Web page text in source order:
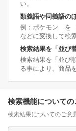
い。
類義語や同義語の
例：ポケモン を
などに変換して検
検索結果を「並び
検索結果を「並び
る事により、商品
検索機能について
検索結果についてのご意